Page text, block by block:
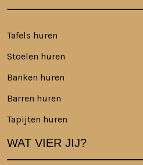
Tafels huren
Stoelen huren
Banken huren
Barren huren
Tapijten huren
WAT VIER JIJ?